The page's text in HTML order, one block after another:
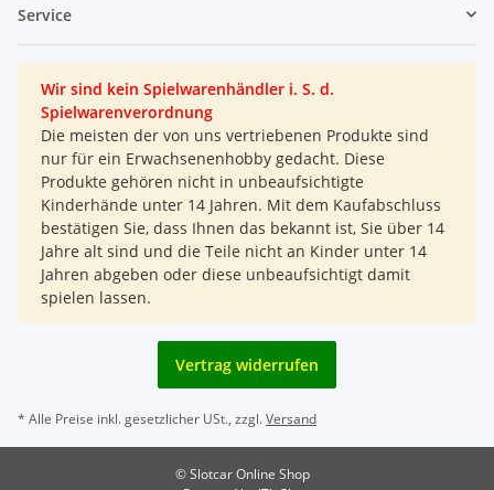
Service
Wir sind kein Spielwarenhändler i. S. d.
Spielwarenverordnung
Die meisten der von uns vertriebenen Produkte sind
nur für ein Erwachsenenhobby gedacht. Diese
Produkte gehören nicht in unbeaufsichtigte
Kinderhände unter 14 Jahren. Mit dem Kaufabschluss
bestätigen Sie, dass Ihnen das bekannt ist, Sie über 14
Jahre alt sind und die Teile nicht an Kinder unter 14
Jahren abgeben oder diese unbeaufsichtigt damit
spielen lassen.
Vertrag widerrufen
* Alle Preise inkl. gesetzlicher USt., zzgl.Versand
© Slotcar Online Shop